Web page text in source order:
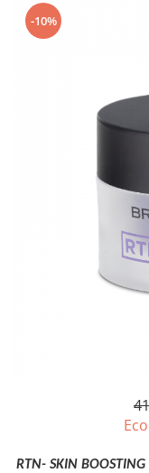
White - Pete
The Basics - Rutina
Body Care - Pentru
Collagen Booster -
Glyco System - Acid
LAB TECH CARE
-10%
RTN- SKIN